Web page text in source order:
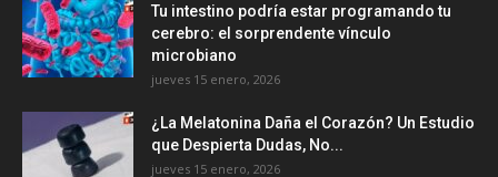
Tu intestino podría estar programando tu
cerebro: el sorprendente vínculo
microbiano
jueves 15 enero, 2026
¿La Melatonina Daña el Corazón? Un Estudio
que Despierta Dudas, No...
jueves 15 enero, 2026